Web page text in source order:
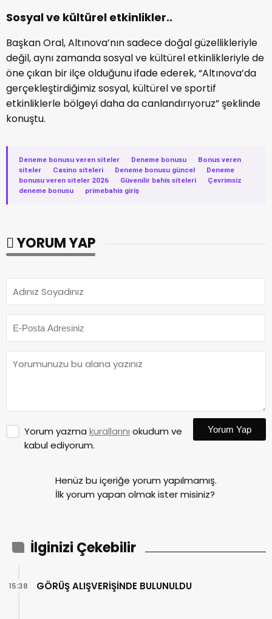
Sosyal ve kültürel etkinlikler..
Başkan Oral, Altınova’nın sadece doğal güzellikleriyle
değil, aynı zamanda sosyal ve kültürel etkinlikleriyle de
öne çıkan bir ilçe olduğunu ifade ederek, “Altınova’da
gerçekleştirdiğimiz sosyal, kültürel ve sportif
etkinliklerle bölgeyi daha da canlandırıyoruz” şeklinde
konuştu.
Deneme bonusu veren siteler · Deneme bonusu ·
Bonus veren
siteler
· Casino siteleri · Deneme bonusu güncel ·
Deneme
bonusu veren siteler 2026
· Güvenilir bahis siteleri ·
Çevrimsiz
deneme bonusu
· primebahis giriş
YORUM YAP
Yorum yazma kurallarını okudum ve
kabul ediyorum.
Yorum Yap
Henüz bu içeriğe yorum yapılmamış.
İlk yorum yapan olmak ister misiniz?
İlginizi Çekebilir
GÖRÜŞ ALIŞVERİŞİNDE BULUNULDU
15:38